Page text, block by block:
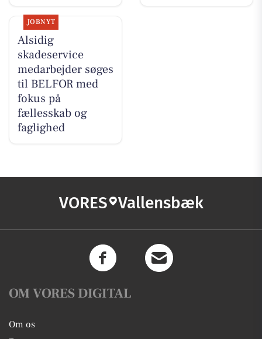
JOBNYT
Alsidig
skadeservice
medarbejder søges
til BELFOR med
fokus på
fællesskab og
faglighed
VORES Vallensbæk
OM VORES DIGITAL
Om os